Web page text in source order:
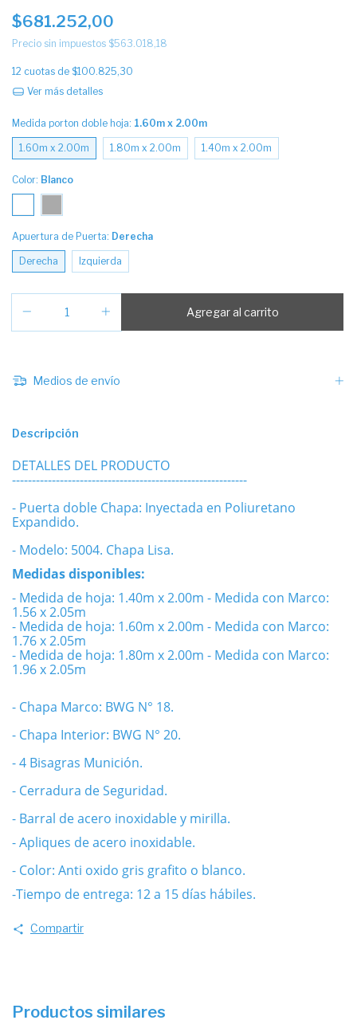
$681.252,00
Precio sin impuestos $563.018,18
12 cuotas de $100.825,30
Ver más detalles
Medida porton doble hoja: 1.60m x 2.00m
1.60m x 2.00m 1.80m x 2.00m 1.40m x 2.00m
Color: Blanco
Apuertura de Puerta: Derecha
Derecha Izquierda
Medios de envío
Descripción
DETALLES DEL PRODUCTO
-----------------------------------------------------------
- Puerta doble Chapa: Inyectada en Poliuretano
Expandido.
- Modelo: 5004. Chapa Lisa.
Medidas disponibles:
- Medida de hoja: 1.40m x 2.00m - Medida con Marco:
1.56 x 2.05m
- Medida de hoja: 1.60m x 2.00m - Medida con Marco:
1.76 x 2.05m
- Medida de hoja: 1.80m x 2.00m - Medida con Marco:
1.96 x 2.05m
- Chapa Marco: BWG N° 18.
- Chapa Interior: BWG N° 20.
- 4 Bisagras Munición.
- Cerradura de Seguridad.
- Barral de acero inoxidable y mirilla.
- Apliques de acero inoxidable.
- Color: Anti oxido gris grafito o blanco.
-Tiempo de entrega: 12 a 15 días hábiles.
Compartir
Productos similares